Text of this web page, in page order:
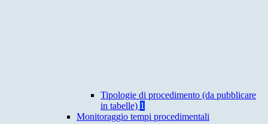
Tipologie di procedimento (da pubblicare
in tabelle) 1
Monitoraggio tempi procedimentali